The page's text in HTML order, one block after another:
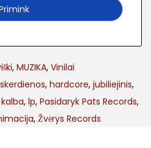
, MUZIKA, Vinilai
, hardcore, jubiliejinis,
, lp, Pasidaryk Pats Records,
, Žvėrys Records